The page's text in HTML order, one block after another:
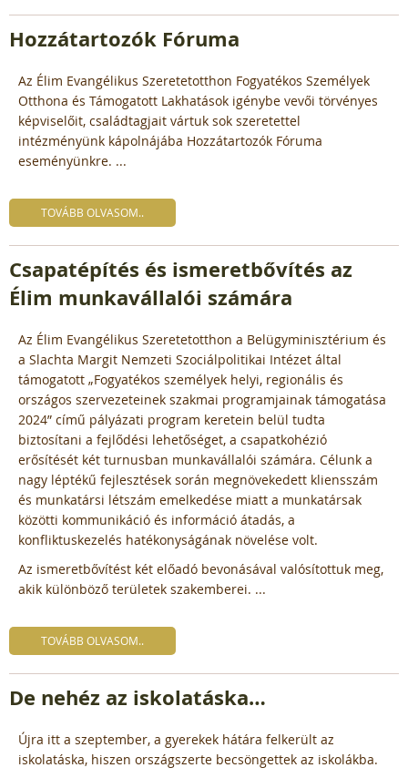
Hozzátartozók Fóruma
Az Élim Evangélikus Szeretetotthon Fogyatékos Személyek
Otthona és Támogatott Lakhatások igénybe vevői törvényes
képviselőit, családtagjait vártuk sok szeretettel
intézményünk kápolnájába Hozzátartozók Fóruma
eseményünkre. ...
TOVÁBB OLVASOM..
Csapatépítés és ismeretbővítés az
Élim munkavállalói számára
Az Élim Evangélikus Szeretetotthon a Belügyminisztérium és
a Slachta Margit Nemzeti Szociálpolitikai Intézet által
támogatott „Fogyatékos személyek helyi, regionális és
országos szervezeteinek szakmai programjainak támogatása
2024” című pályázati program keretein belül tudta
biztosítani a fejlődési lehetőséget, a csapatkohézió
erősítését két turnusban munkavállalói számára. Célunk a
nagy léptékű fejlesztések során megnövekedett kliensszám
és munkatársi létszám emelkedése miatt a munkatársak
közötti kommunikáció és információ átadás, a
konfliktuskezelés hatékonyságának növelése volt.
Az ismeretbővítést két előadó bevonásával valósítottuk meg,
akik különböző területek szakemberei. ...
TOVÁBB OLVASOM..
De nehéz az iskolatáska…
Újra itt a szeptember, a gyerekek hátára felkerült az
iskolatáska, hiszen országszerte becsöngettek az iskolákba.